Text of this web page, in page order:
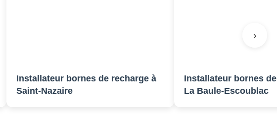
Installateur bornes de recharge à
Saint-Nazaire
Installateur bornes de
La Baule-Escoublac
›